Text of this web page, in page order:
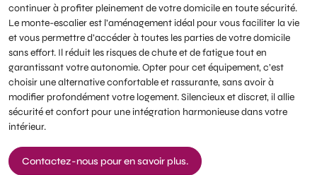
continuer à profiter pleinement de votre domicile en toute sécurité.
Le monte-escalier est l’aménagement idéal pour vous faciliter la vie
et vous permettre d’accéder à toutes les parties de votre domicile
sans effort. Il réduit les risques de chute et de fatigue tout en
garantissant votre autonomie. Opter pour cet équipement, c’est
choisir une alternative confortable et rassurante, sans avoir à
modifier profondément votre logement. Silencieux et discret, il allie
sécurité et confort pour une intégration harmonieuse dans votre
intérieur.
Contactez-nous pour en savoir plus.